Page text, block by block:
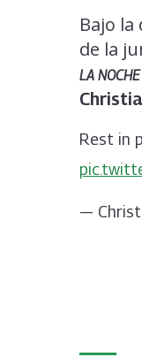
Bajo la
de la
LA
Rest in
—